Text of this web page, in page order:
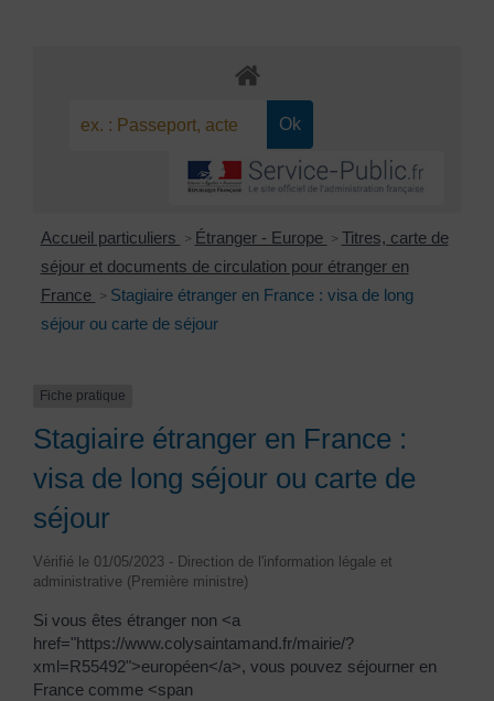
Accueil particuliers > Étranger - Europe > Titres, carte de
séjour et documents de circulation pour étranger en
France > Stagiaire étranger en France : visa de long
séjour ou carte de séjour
Fiche pratique
Stagiaire étranger en France :
visa de long séjour ou carte de
séjour
Vérifié le 01/05/2023 - Direction de l'information légale et
administrative (Première ministre)
Si vous êtes étranger non <a
href="https://www.colysaintamand.fr/mairie/?
xml=R55492">européen</a>, vous pouvez séjourner en
France comme <span